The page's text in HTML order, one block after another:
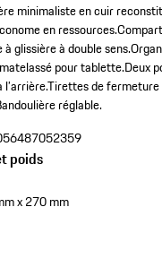
minimaliste en cuir
en ressources.
glissière à double sens.
pour tablette.Deux
l’arrière.Tirettes de fermeture
réglable.
poids
x 270 mm